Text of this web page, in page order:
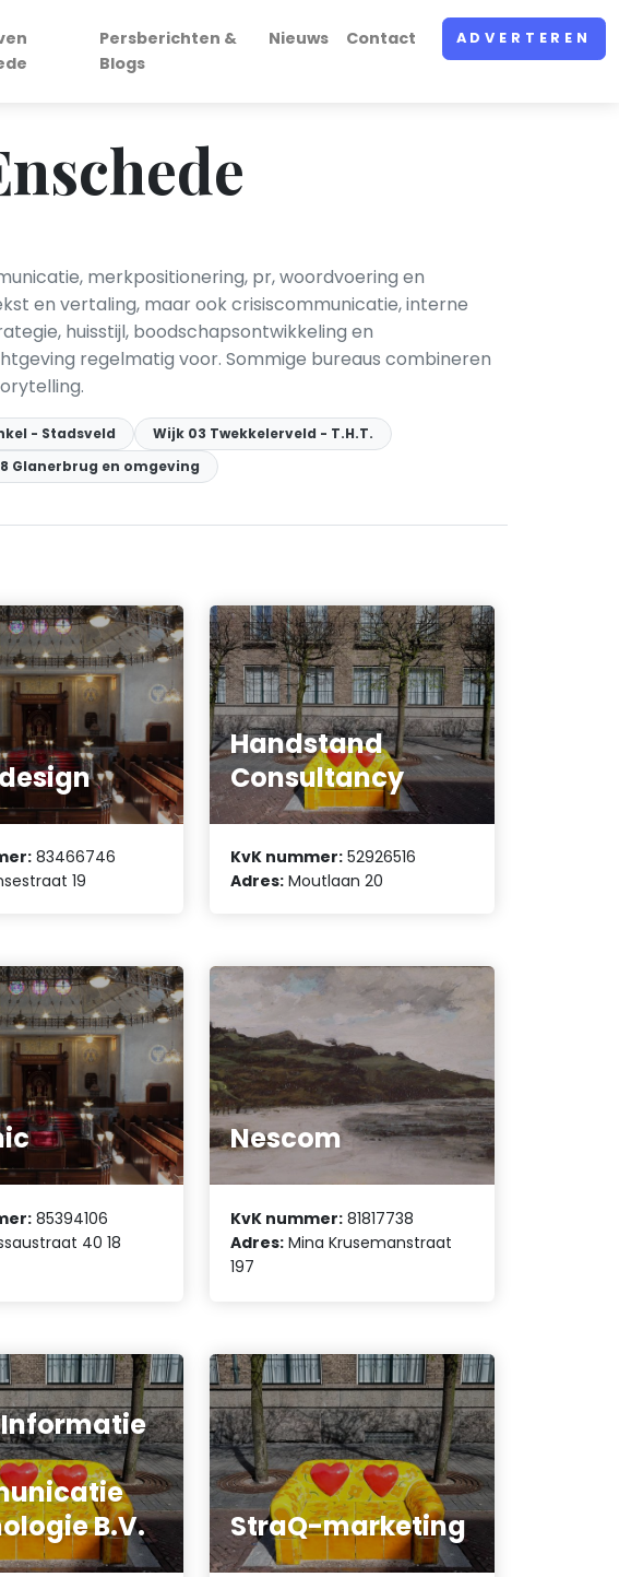
Persberichten &
Blogs
Nieuws Contact ADVERTEREN
merkpositionering, pr, woordvoering en
en vertaling, maar ook crisiscommunicatie, interne
huisstijl, boodschapsontwikkeling en
regelmatig voor. Sommige bureaus combineren
- Stadsveld
Wijk 03 Twekkelerveld - T.H.T.
Glanerbrug en omgeving
83466746
19
Handstand
Consultancy
KvK nummer: 52926516
Adres: Moutlaan 20
85394106
40 18
Nescom
KvK nummer: 81817738
Adres: Mina Krusemanstraat
197
Informatie
B.V.
StraQ-marketing